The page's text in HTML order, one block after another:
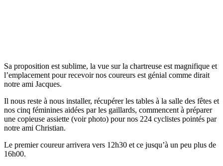
Sa proposition est sublime, la vue sur la chartreuse est magnifique et
l’emplacement pour recevoir nos coureurs est génial comme dirait
notre ami Jacques.
Il nous reste à nous installer, récupérer les tables à la salle des fêtes et
nos cinq féminines aidées par les gaillards, commencent à préparer
une copieuse assiette (voir photo) pour nos 224 cyclistes pointés par
notre ami Christian.
Le premier coureur arrivera vers 12h30 et ce jusqu’à un peu plus de
16h00.